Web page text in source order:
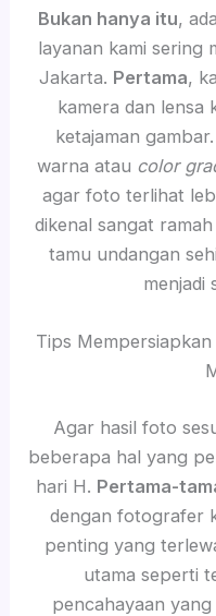
Bukan hanya itu,
layanan kami sering
Jakarta. Pertama,
kamera dan lensa
ketajaman gambar.
warna atau color
agar foto terlihat
dikenal sangat
tamu undangan
menjadi
Tips
Agar hasil foto
beberapa hal yang
hari H. Pertama-
dengan fotografer
penting yang
utama seperti
pencahayaan